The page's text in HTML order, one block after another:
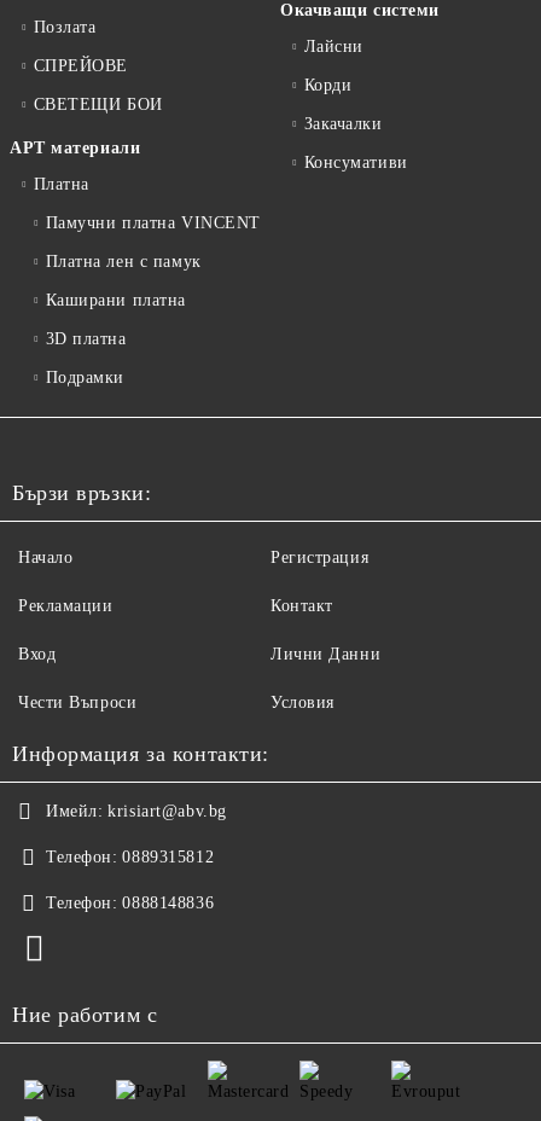
Позлата
СПРЕЙОВЕ
СВЕТЕЩИ БОИ
АРТ материали
Платна
Памучни платна VINCENT
Платна лен с памук
Каширани платна
3D платна
Подрамки
Окачващи системи
Лайсни
Корди
Закачалки
Консумативи
Бързи връзки:
Начало
Рекламации
Вход
Чести Въпроси
Регистрация
Контакт
Лични Данни
Условия
Информация за контакти:
Имейл: krisiart@abv.bg
Телефон: 0889315812
Телефон: 0888148836
Ние работим с